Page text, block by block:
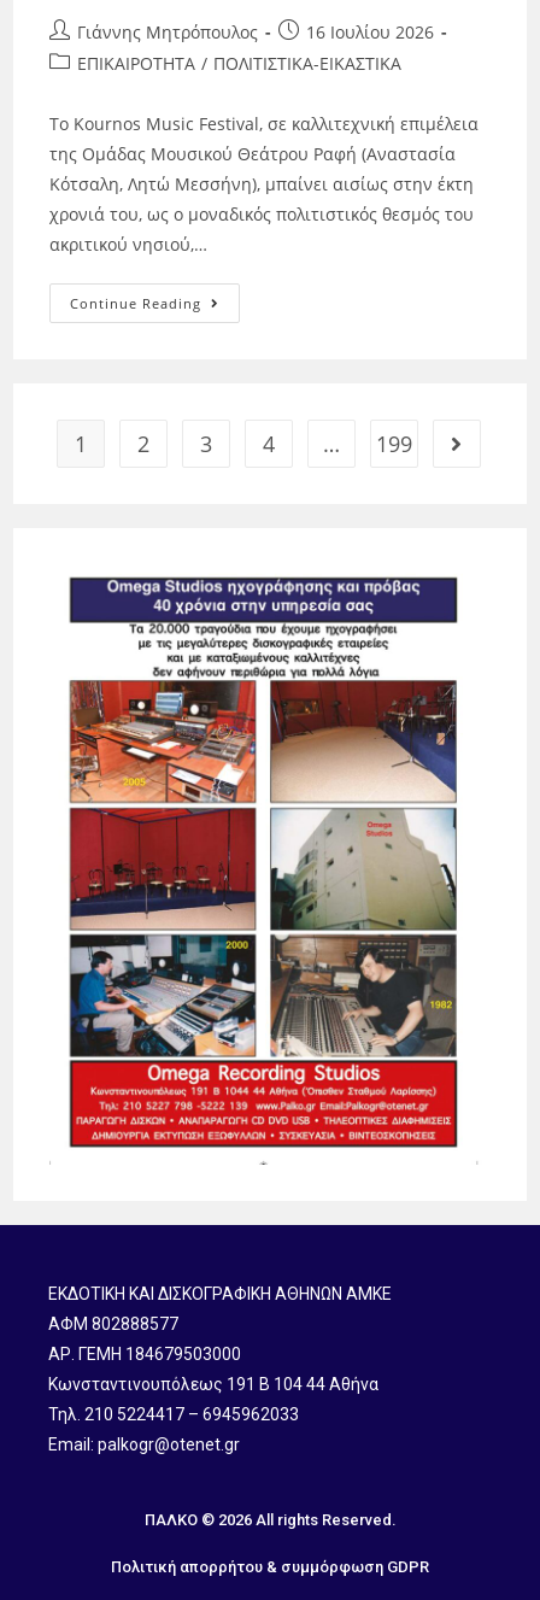
Γιάννης Μητρόπουλος
16 Ιουλίου 2026
ΕΠΙΚΑΙΡΟΤΗΤΑ / ΠΟΛΙΤΙΣΤΙΚΑ-ΕΙΚΑΣΤΙΚΑ
Το Kournos Music Festival, σε καλλιτεχνική επιμέλεια
της Ομάδας Μουσικού Θεάτρου Ραφή (Αναστασία
Κότσαλη, Λητώ Μεσσήνη), μπαίνει αισίως στην έκτη
χρονιά του, ως ο μοναδικός πολιτιστικός θεσμός του
ακριτικού νησιού,…
Continue Reading
1 2 3 4 … 199
ΕΚΔΟΤΙΚΗ ΚΑΙ ΔΙΣΚΟΓΡΑΦΙΚΗ ΑΘΗΝΩΝ ΑΜΚΕ
ΑΦΜ 802888577
ΑΡ. ΓΕΜΗ 184679503000
Κωνσταντινουπόλεως 191 B 104 44 Αθήνα
Τηλ. 210 5224417 – 6945962033
Email: palkogr@otenet.gr
ΠΑΛΚΟ © 2026 All rights Reserved.
Πολιτική απορρήτου & συμμόρφωση GDPR